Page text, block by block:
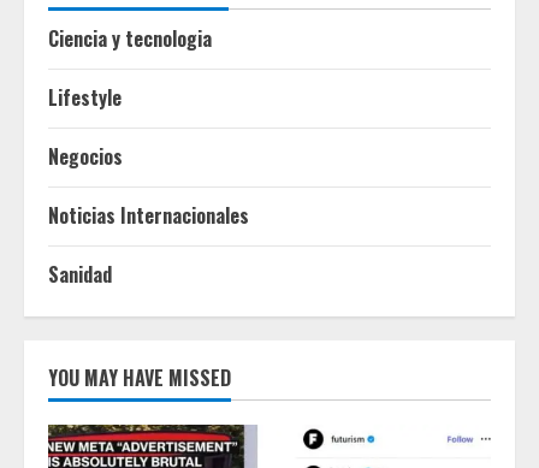
Ciencia y tecnologia
Lifestyle
Negocios
Noticias Internacionales
Sanidad
YOU MAY HAVE MISSED